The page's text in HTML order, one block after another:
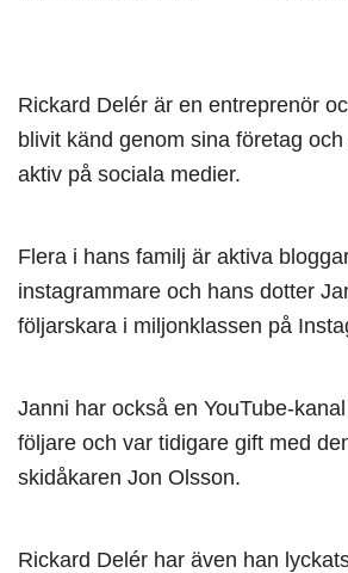
Rickard Delér är en entreprenör
blivit känd genom sina företag
aktiv på sociala medier.
Flera i hans familj är aktiva
instagrammare och hans dotter
följarskara i miljonklassen på
Janni har också en YouTube-
följare och var tidigare gift med
skidåkaren Jon Olsson.
Rickard Delér har även han